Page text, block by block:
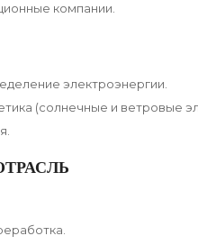
компании.
электроэнергии.
(солнечные и ветровые